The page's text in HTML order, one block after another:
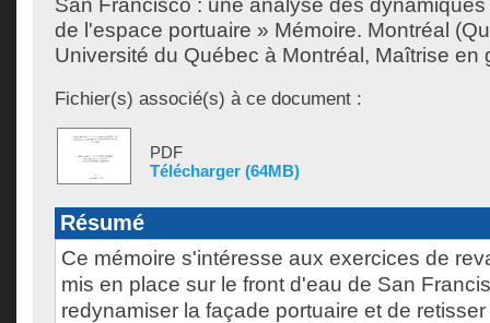
San Francisco : une analyse des
de l'espace portuaire » Mémoire. Montréal
Université du Québec à Montréal, Maîtrise en
Fichier(s) associé(s) à ce document :
PDF
Télécharger (64MB)
Résumé
Ce mémoire s'intéresse aux exercices de
mis en place sur le front d'eau de San
redynamiser la façade portuaire et de